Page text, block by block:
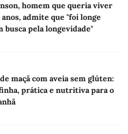
homem que queria viver
anos, admite que "foi longe
busca pela longevidade"
maçã com aveia sem glúten:
prática e nutritiva para o